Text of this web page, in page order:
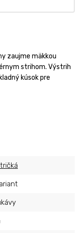
zaujme mäkkou
strihom. Výstrih
kúsok pre